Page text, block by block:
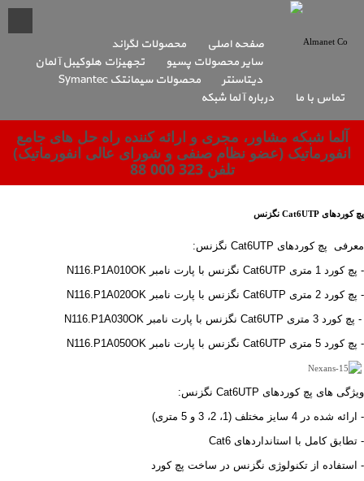
صفحه اصلی
محصولات لگراند
سایر محصولات پسیو
تجهیزات هلوکیبل آلمان
دیتاسنتر
محصولات سیمانتک Symantec
تماس با ما
درباره آلما شبکه
آلما شبکه مشاور، مجری و ارائه کننده راه حل های جامع
انفورماتیک (عضو نظام صنفی و شورای عالی انفورماتیک)
تلفن 323 000 88
پچ کوردهای Cat6UTP نگزنس
معرفی پچ کوردهای Cat6UTP نگزنس:
- پچ کورد 1 متری Cat6UTP نگزنس با پارت نامبر N116.P1A010OK
- پچ کورد 2 متری Cat6UTP نگزنس با پارت نامبر N116.P1A020OK
- پچ کورد 3 متری Cat6UTP نگزنس با پارت نامبر N116.P1A030OK
- پچ کورد 5 متری Cat6UTP نگزنس با پارت نامبر N116.P1A050OK
ویژگی های پچ کوردهای Cat6UTP نگزنس:
- ارائه شده در 4 سایز مختلف (1، 2، 3 و 5 متری)
- تطابق کامل با استانداردهای Cat6
- استفاده از تکنولوژی نگزنس در ساخت پچ کورد